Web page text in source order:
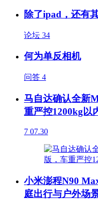
除了ipad，还有
论坛 34
何为单反相机
问答 4
马自达确认全新
重严控1200kg以
7 07.30
小米澎程N90
庭出行与户外场